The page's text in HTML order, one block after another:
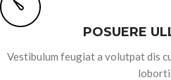
POSUERE
Vestibulum feugiat a volutpat dis